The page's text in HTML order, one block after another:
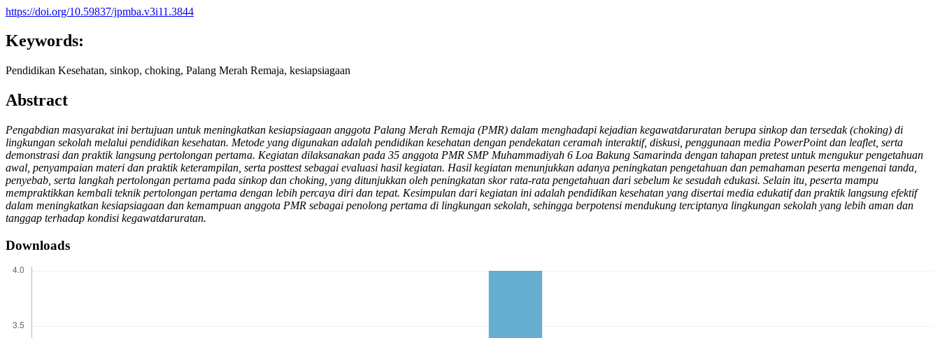
https://doi.org/10.59837/jpmba.v3i11.3844
Keywords:
Pendidikan Kesehatan, sinkop, choking, Palang Merah Remaja, kesiapsiagaan
Abstract
Pengabdian masyarakat ini bertujuan untuk meningkatkan kesiapsiagaan anggota Palang Merah Remaja (PMR) dalam menghadapi kejadian kegawatdaruratan berupa sinkop dan tersedak (choking) di
lingkungan sekolah melalui pendidikan kesehatan. Metode yang digunakan adalah pendidikan kesehatan dengan pendekatan ceramah interaktif, diskusi, penggunaan media PowerPoint dan leaflet, serta
demonstrasi dan praktik langsung pertolongan pertama. Kegiatan dilaksanakan pada 35 anggota PMR SMP Muhammadiyah 6 Loa Bakung Samarinda dengan tahapan pretest untuk mengukur pengetahuan
awal, penyampaian materi dan praktik keterampilan, serta posttest sebagai evaluasi hasil kegiatan. Hasil kegiatan menunjukkan adanya peningkatan pengetahuan dan pemahaman peserta mengenai tanda,
penyebab, serta langkah pertolongan pertama pada sinkop dan choking, yang ditunjukkan oleh peningkatan skor rata-rata pengetahuan dari sebelum ke sesudah edukasi. Selain itu, peserta mampu
mempraktikkan kembali teknik pertolongan pertama dengan lebih percaya diri dan tepat. Kesimpulan dari kegiatan ini adalah pendidikan kesehatan yang disertai media edukatif dan praktik langsung efektif
dalam meningkatkan kesiapsiagaan dan kemampuan anggota PMR sebagai penolong pertama di lingkungan sekolah, sehingga berpotensi mendukung terciptanya lingkungan sekolah yang lebih aman dan
tanggap terhadap kondisi kegawatdaruratan.
Downloads